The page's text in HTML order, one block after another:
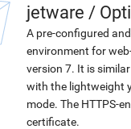
jetware /
A pre-configured
environment for
version 7. It is
with the lightweight
mode. The HTTPS-
certificate.